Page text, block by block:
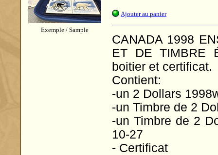
Exemple / Sample
Ajouter au panier
CANADA 1998
ET DE TIMBRE
boitier et certificat.
Contient:
-un 2 Dollars
-un Timbre de 2
-un Timbre de 2
10-27
- Certificat